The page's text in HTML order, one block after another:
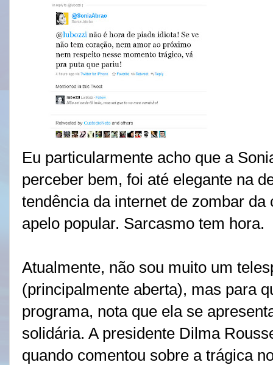
Eu particularmente acho que a
perceber bem, foi até elegante na
tendência da internet de zombar
apelo popular. Sarcasmo tem hora.
Atualmente, não sou muito um
(principalmente aberta), mas para
programa, nota que ela se
solidária. A presidente Dilma
quando comentou sobre a trágica